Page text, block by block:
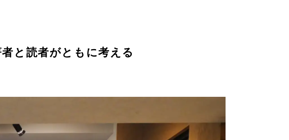
と読者がともに考える